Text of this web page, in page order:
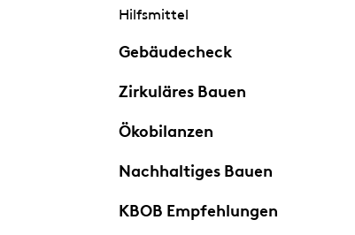
Hilfsmittel
Gebäudecheck
Zirkuläres Bauen
Ökobilanzen
Nachhaltiges Bauen
KBOB Empfehlungen